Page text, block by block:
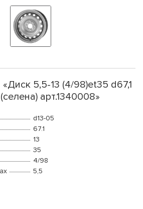
5,5-13 (4/98)et35 d67,1
арт.1340008»
d13-05
67.1
13
35
4/98
5,5